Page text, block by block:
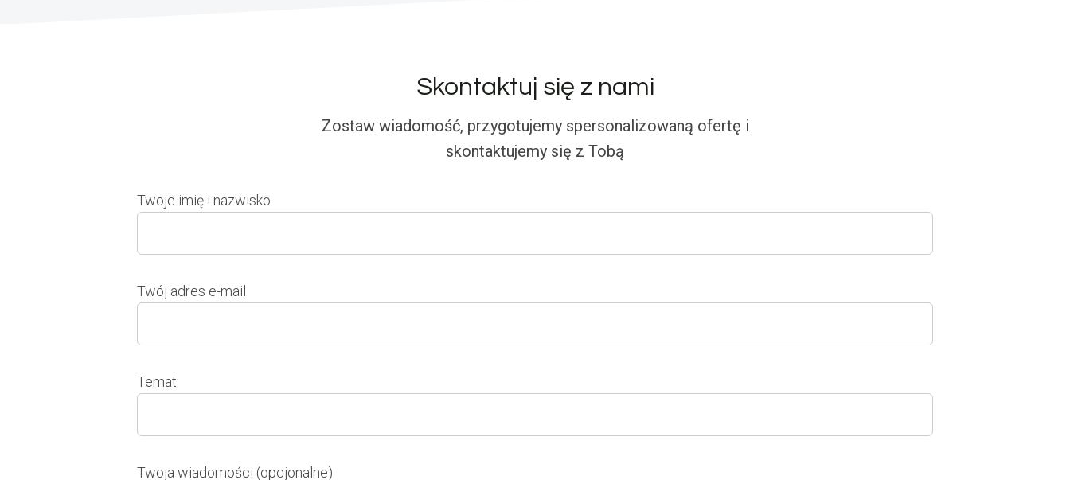
Skontaktuj się z nami
Zostaw wiadomość, przygotujemy spersonalizowaną ofertę i
skontaktujemy się z Tobą
Twoje imię i nazwisko
Twój adres e-mail
Temat
Twoja wiadomości (opcjonalne)